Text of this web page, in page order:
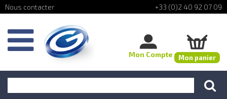
+33 (0)2 40 92 07 09
Mon Compte Mon panier